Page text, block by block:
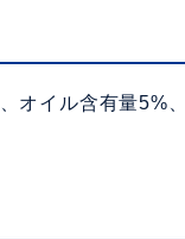
オイル含有量5%